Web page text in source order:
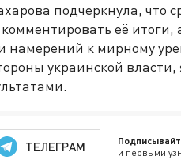
подчеркнула, что
комментировать её
намерений к мирному
украинской
ТЕЛЕГРАМ и первыми